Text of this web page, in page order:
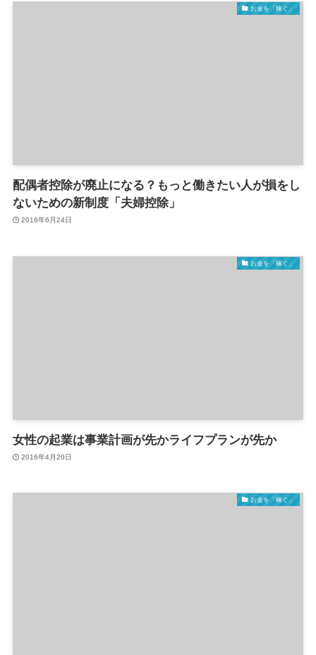
お金を「稼ぐ」
配偶者控除が廃止になる？もっと働きたい人が損をし
ないための新制度「夫婦控除」
2016年6月24日
お金を「稼ぐ」
女性の起業は事業計画が先かライフプランが先か
2016年4月20日
お金を「稼ぐ」